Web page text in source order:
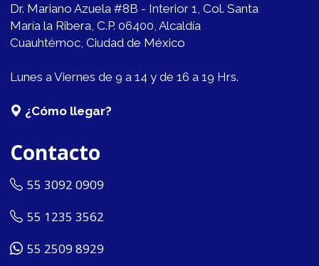
Dr. Mariano Azuela #8B - Interior 1, Col. Santa
María la Ribera, C.P. 06400, Alcaldía
Cuauhtémoc, Ciudad de México
Lunes a Viernes de 9 a 14 y de 16 a 19 Hrs.
¿Cómo llegar?
Contacto
55 3092 0909
55 1235 3562
55 2509 8929